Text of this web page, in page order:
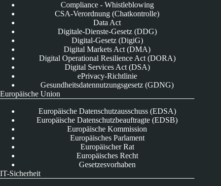
Compliance - Whistleblowing
CSA-Verordnung (Chatkontrolle)
Data Act
Digitale-Dienste-Gesetz (DDG)
Digital-Gesetz (DigiG)
Digital Markets Act (DMA)
Digital Operational Resilience Act (DORA)
Digital Services Act (DSA)
ePrivacy-Richtlinie
Gesundheitsdatennutzungsgesetz (GDNG)
Europäische Union
Europäische Datenschutzausschuss (EDSA)
Europäische Datenschutzbeauftragte (EDSB)
Europäische Kommission
Europäisches Parlament
Europäischer Rat
Europäisches Recht
Gesetzesvorhaben
IT-Sicherheit